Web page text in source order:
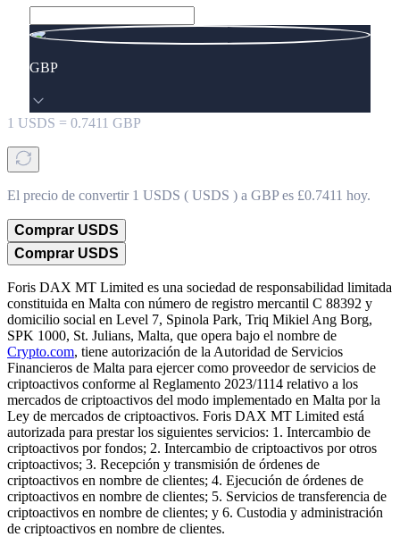
GBP
1 USDS = 0.7411 GBP
El precio de convertir 1 USDS ( USDS ) a GBP es £0.7411 hoy.
Comprar USDS
Comprar USDS
Foris DAX MT Limited es una sociedad de responsabilidad limitada
constituida en Malta con número de registro mercantil C 88392 y
domicilio social en Level 7, Spinola Park, Triq Mikiel Ang Borg,
SPK 1000, St. Julians, Malta, que opera bajo el nombre de
Crypto.com, tiene autorización de la Autoridad de Servicios
Financieros de Malta para ejercer como proveedor de servicios de
criptoactivos conforme al Reglamento 2023/1114 relativo a los
mercados de criptoactivos del modo implementado en Malta por la
Ley de mercados de criptoactivos. Foris DAX MT Limited está
autorizada para prestar los siguientes servicios: 1. Intercambio de
criptoactivos por fondos; 2. Intercambio de criptoactivos por otros
criptoactivos; 3. Recepción y transmisión de órdenes de
criptoactivos en nombre de clientes; 4. Ejecución de órdenes de
criptoactivos en nombre de clientes; 5. Servicios de transferencia de
criptoactivos en nombre de clientes; y 6. Custodia y administración
de criptoactivos en nombre de clientes.